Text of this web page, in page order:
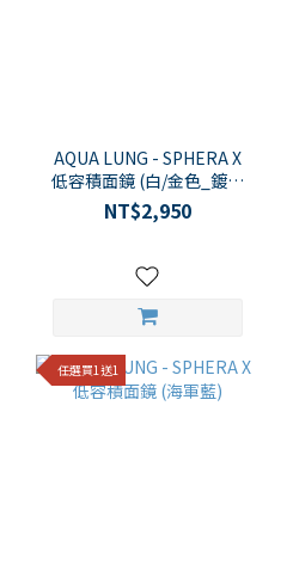
AQUA LUNG - SPHERA X
低容積面鏡 (白/金色_鍍膜
鏡片)
NT$2,950
任選買1送1